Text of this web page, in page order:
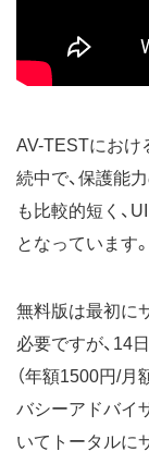
AV-TESTにおけ
続中で、保護能
も比較的短く、
となっています。
無料版は最初に
必要ですが、14
（年額1500円/月
バシーアドバイ
いてトータルに